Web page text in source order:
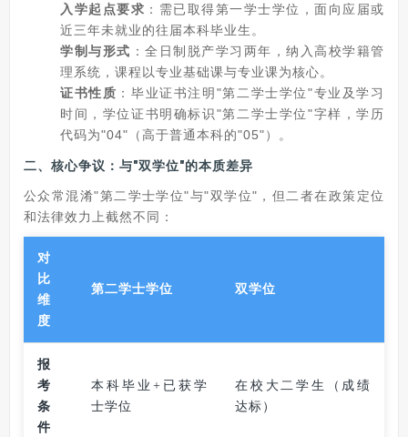
入学起点要求 ：需已取得第一学士学位，面向应届或
近三年未就业的往届本科毕业生。
学制与形式 ：全日制脱产学习两年，纳入高校学籍管
理系统，课程以专业基础课与专业课为核心。
证书性质 ：毕业证书注明"第二学士学位"专业及学习
时间，学位证书明确标识"第二学士学位"字样，学历
代码为"04"（高于普通本科的"05"）。
二、核心争议： 与"双学位"的本质差异
公众常混淆"第二学士学位"与"双学位"，但二者在政策定位
和法律效力上截然不同：
对
比
维
度
第二学士学位 双学位
报
考
条
件
本科毕业+已获学
士学位
在校大二学生（成绩
达标）